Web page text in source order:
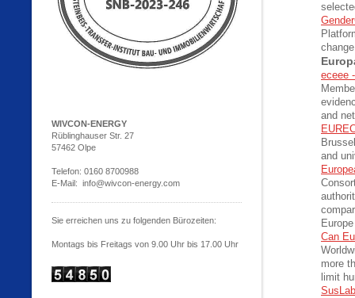
eceee
and
and
Can
more
limit
WIVCON-ENERGY
Rüblinghauser Str. 27
57462 Olpe
Telefon: 0160 8700988
E-Mail: info@wivcon-energy.com
Sie erreichen uns zu folgenden Bürozeiten:
Montags bis Freitags von 9.00 Uhr bis 17.00 Uhr